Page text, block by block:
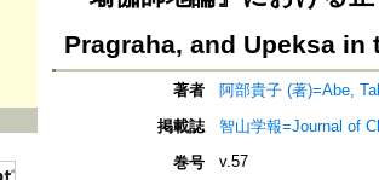
Pragraha, and Upeksa in
著者
阿部貴子 (著)=Abe,
掲載誌
智山学報=Journal of
巻号
v.57